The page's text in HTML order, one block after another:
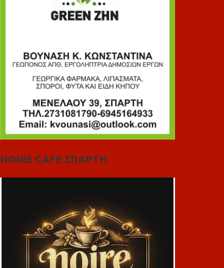
NOIRE CAFE ΣΠΑΡΤΗ